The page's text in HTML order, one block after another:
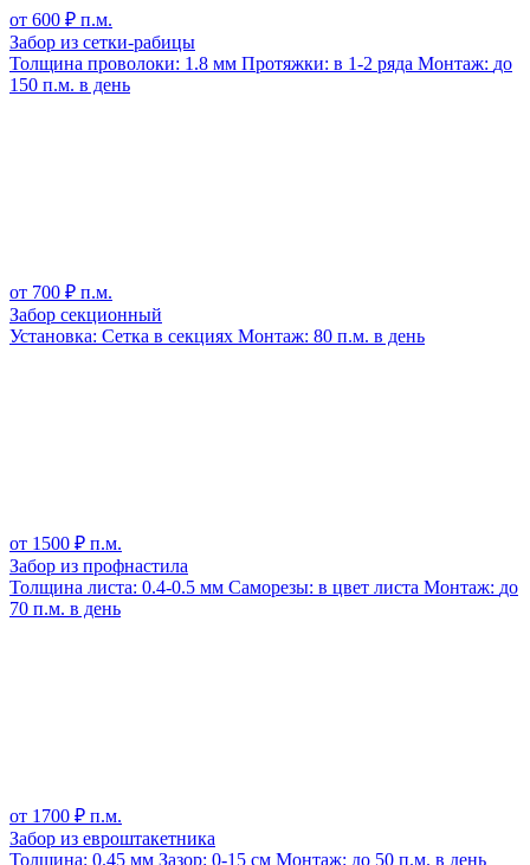
от 600 ₽ п.м.
Забор из сетки-рабицы
Толщина проволоки: 1.8 мм Протяжки: в 1-2 ряда Монтаж: до
150 п.м. в день
от 700 ₽ п.м.
Забор секционный
Установка: Сетка в секциях Монтаж: 80 п.м. в день
от 1500 ₽ п.м.
Забор из профнастила
Толщина листа: 0.4-0.5 мм Саморезы: в цвет листа Монтаж: до
70 п.м. в день
от 1700 ₽ п.м.
Забор из евроштакетника
Толщина: 0.45 мм Зазор: 0-15 см Монтаж: до 50 п.м. в день